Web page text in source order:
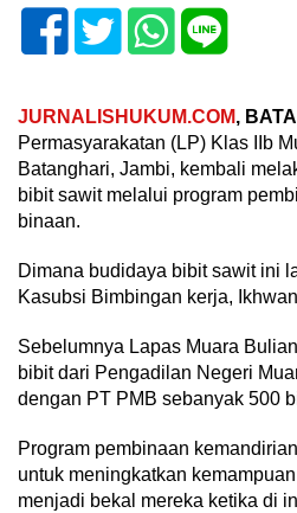
JURNALISHUKUM.COM,
Permasyarakatan (LP) Klas IIb
Batanghari, Jambi, kembali
bibit sawit melalui program
binaan.
Dimana budidaya bibit sawit ini
Kasubsi Bimbingan kerja,
Sebelumnya Lapas Muara
bibit dari Pengadilan Negeri
dengan PT PMB sebanyak 500
Program pembinaan
untuk meningkatkan
menjadi bekal mereka ketika di